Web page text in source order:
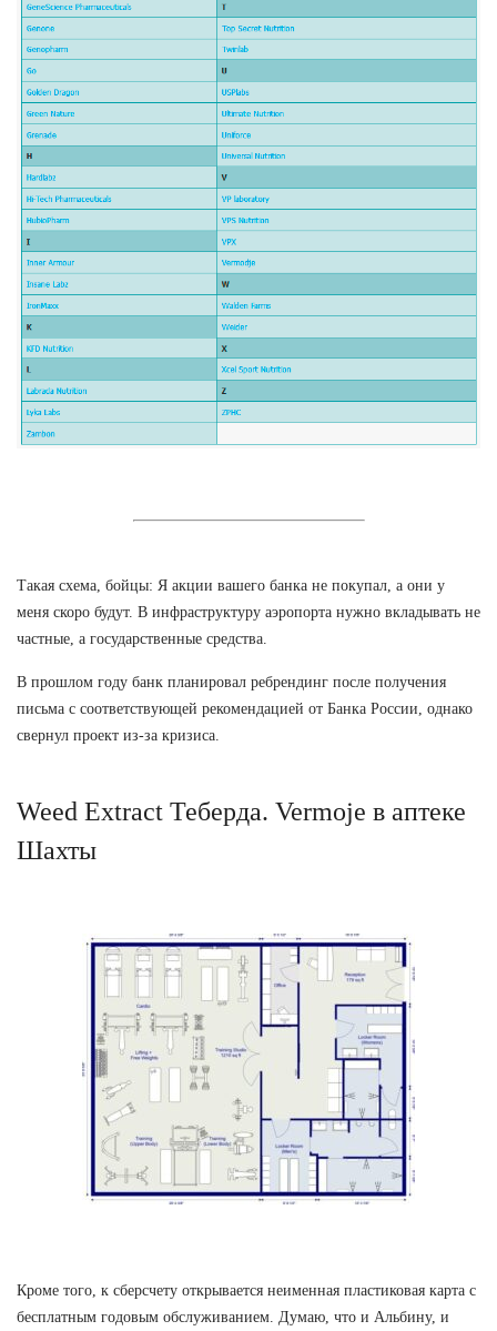
Такая схема, бойцы: Я акции вашего банка не покупал, а они у
меня скоро будут. В инфраструктуру аэропорта нужно вкладывать не
частные, а государственные средства.
В прошлом году банк планировал ребрендинг после получения
письма с соответствующей рекомендацией от Банка России, однако
свернул проект из-за кризиса.
Weed Extract Теберда. Vermoje в аптеке
Шахты
Кроме того, к сберсчету открывается неименная пластиковая карта с
бесплатным годовым обслуживанием. Думаю, что и Альбину, и